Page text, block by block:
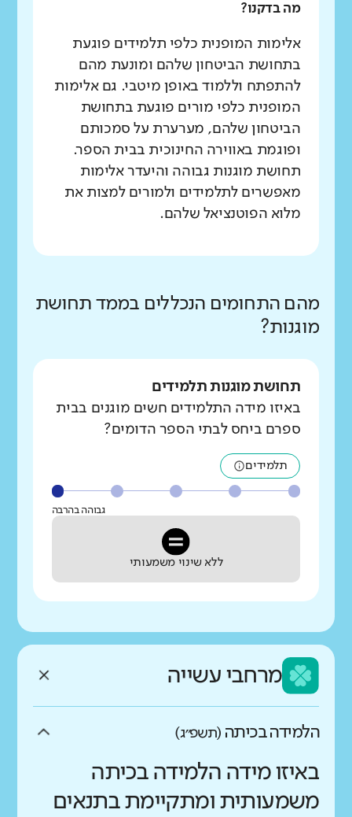
מה בדקנו?
אלימות המופנית כלפי תלמידים פוגעת
בתחושת הביטחון שלהם ומונעת מהם
להתפתח וללמוד באופן מיטבי. גם אלימות
המופנית כלפי מורים פוגעת בתחושת
הביטחון שלהם, מערערת על סמכותם
ופוגמת באווירה החינוכית בבית הספר.
תחושת מוגנות גבוהה והיעדר אלימות
מאפשרים לתלמידים ולמורים למצות את
מלוא הפוטנציאל שלהם.
מהם התחומים הנכללים בממד תחושת
מוגנות?
תחושת מוגנות תלמידים
באיזו מידה התלמידים חשים מוגנים בבית
ספרם ביחס לבתי הספר הדומים?
תלמידים
גבוהה בהרבה
ללא שינוי משמעותי
מרחבי עשייה
הלמידה בכיתה (תשפ״ג)
באיזו מידה הלמידה בכיתה
משמעותית ומתקיימת בתנאים